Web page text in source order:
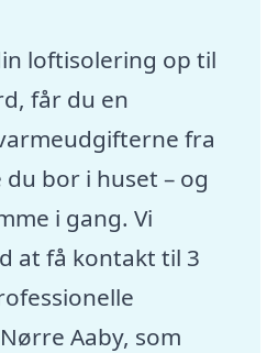
loftisolering op til
får du en
fra
bor i huset – og
i gang. Vi
at få kontakt til 3
Aaby, som